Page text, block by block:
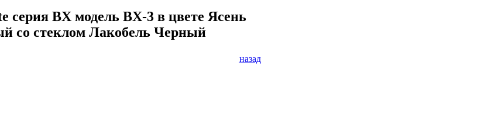
серия BX модель BX-3 в цвете Ясень
со стеклом Лакобель Черный
назад